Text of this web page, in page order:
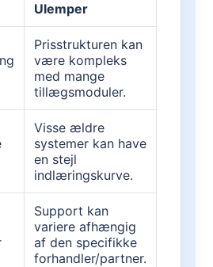
Ulemper
Prisstrukturen kan
være kompleks
med mange
tillægsmoduler.
Visse ældre
systemer kan have
en stejl
indlæringskurve.
Support kan
variere afhængig
af den specifikke
forhandler/partner.